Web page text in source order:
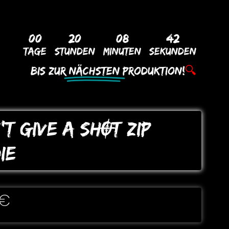
00
Tage
20
Stunden
08
Minuten
41
Sekunden
Bis ZurNächsten Produktion!🔍
GIVE A SHOT ZIP